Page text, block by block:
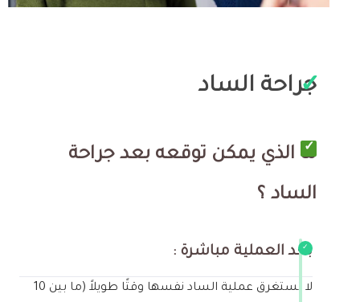
جراحة الساد
ما الذي يمكن توقعه بعد جراحة
الساد ؟
بعد العملية مباشرة :
لا تستغرق عملية الساد نفسها وقتًا طويلاً (ما بين 10